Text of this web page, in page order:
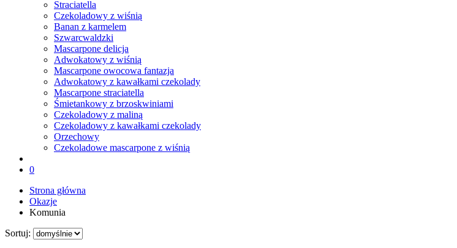
Straciatella
Czekoladowy z wiśnią
Banan z karmelem
Szwarcwaldzki
Mascarpone delicja
Adwokatowy z wiśnią
Mascarpone owocowa fantazja
Adwokatowy z kawałkami czekolady
Mascarpone straciatella
Śmietankowy z brzoskwiniami
Czekoladowy z maliną
Czekoladowy z kawałkami czekolady
Orzechowy
Czekoladowe mascarpone z wiśnią
0
Strona główna
Okazje
Komunia
Sortuj: